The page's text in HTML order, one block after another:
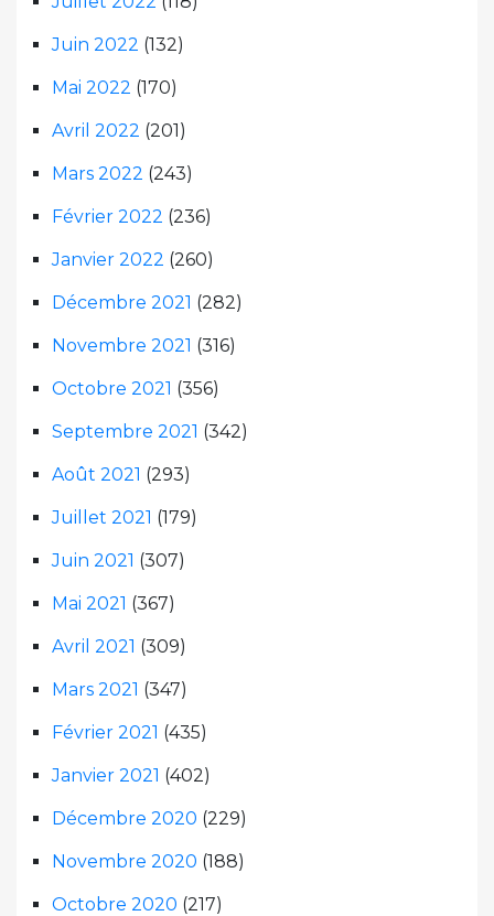
Juin 2022 (132)
Mai 2022 (170)
Avril 2022 (201)
Mars 2022 (243)
Février 2022 (236)
Janvier 2022 (260)
Décembre 2021 (282)
Novembre 2021 (316)
Octobre 2021 (356)
Septembre 2021 (342)
Août 2021 (293)
Juillet 2021 (179)
Juin 2021 (307)
Mai 2021 (367)
Avril 2021 (309)
Mars 2021 (347)
Février 2021 (435)
Janvier 2021 (402)
Décembre 2020 (229)
Novembre 2020 (188)
Octobre 2020 (217)